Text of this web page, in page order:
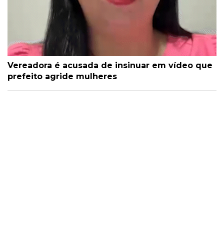
Vereadora é acusada de insinuar em vídeo que
prefeito agride mulheres